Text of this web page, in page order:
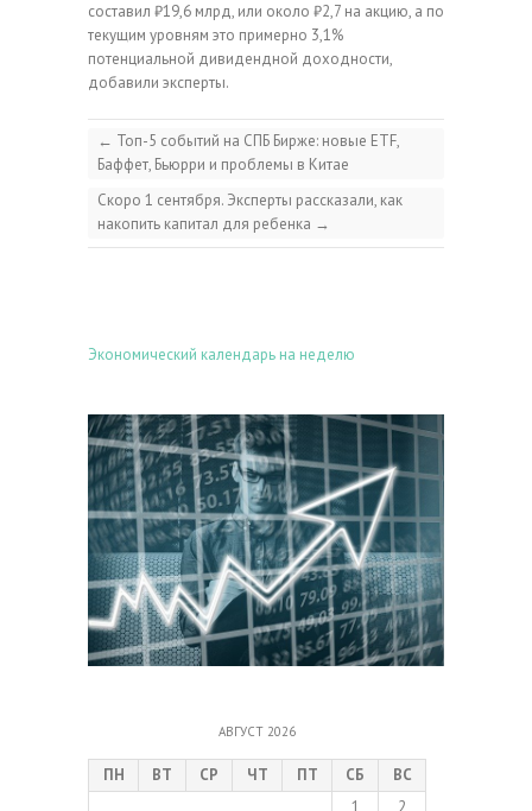
составил ₽19,6 млрд, или около ₽2,7 на акцию, а по
текущим уровням это примерно 3,1%
потенциальной дивидендной доходности,
добавили эксперты.
← Топ-5 событий на СПБ Бирже: новые ETF,
Баффет, Бьюрри и проблемы в Китае
Скоро 1 сентября. Эксперты рассказали, как
накопить капитал для ребенка →
Экономический календарь на неделю
АВГУСТ 2026
ПН ВТ СР ЧТ ПТ СБ
ВС